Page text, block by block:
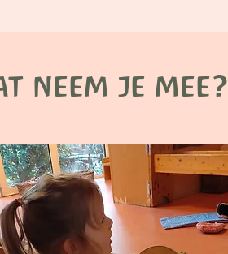
neem je mee?